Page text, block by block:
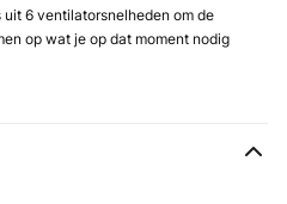
uit 6 ventilatorsnelheden om de
op wat je op dat moment nodig